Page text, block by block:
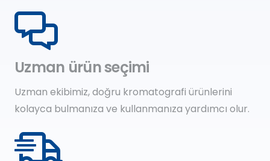
Uzman ürün seçimi
Uzman ekibimiz, doğru kromatografi ürünlerini
kolayca bulmanıza ve kullanmanıza yardımcı olur.